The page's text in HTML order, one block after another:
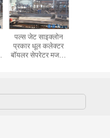
पल्स जेट साइक्लोन
प्रकार धूल कलेक्टर
बॉयलर सेपरेटर मजबूत